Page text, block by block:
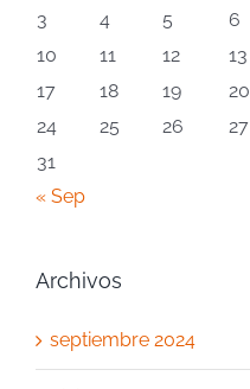
3 4 5 6
10
11 12 13
17
18 19 20
24
25 26 27
31
« Sep
Archivos
septiembre 2024